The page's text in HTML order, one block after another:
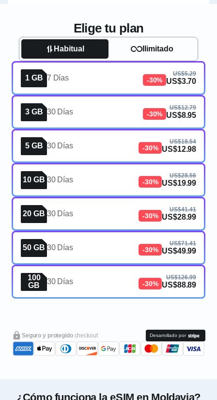
Elige tu plan
Habitual Ilimitado
1 GB 7 Días -30%
US$5.29
US$3.70
3 GB 30 Días -30%
US$12.79
US$8.95
5 GB 30 Días -30%
US$18.54
US$12.98
10 GB 30 Días -30%
US$28.56
US$19.99
20 GB 30 Días -30%
US$41.41
US$28.99
50 GB 30 Días -30%
US$71.41
US$49.99
100
GB
30 Días -30%
US$126.99
US$88.89
Seguro y protegido checkout Desarrollado por
¿Cómo funciona la eSIM en Moldavia?